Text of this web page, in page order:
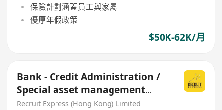
保險計劃涵蓋員工與家屬
優厚年假政策
$50K-62K/月
Bank - Credit Administration /
Special asset management
AM/M grade
Recruit Express (Hong Kong) Limited